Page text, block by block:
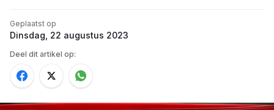
Geplaatst op
Dinsdag, 22 augustus 2023
Deel dit artikel op: